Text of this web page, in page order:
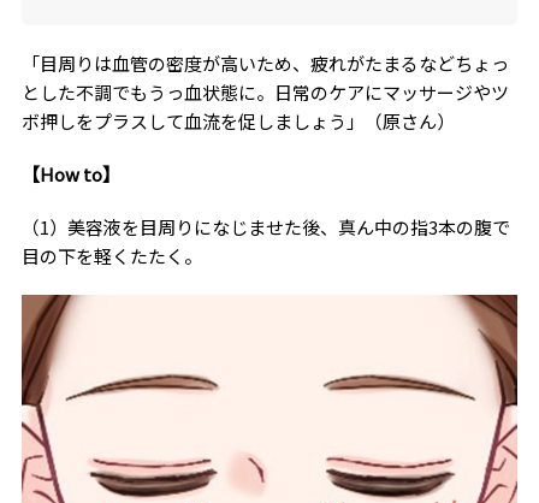
「目周りは血管の密度が高いため、疲れがたまるなどちょっ
とした不調でもうっ血状態に。日常のケアにマッサージやツ
ボ押しをプラスして血流を促しましょう」（原さん）
【How to】
（1）美容液を目周りになじませた後、真ん中の指3本の腹で
目の下を軽くたたく。